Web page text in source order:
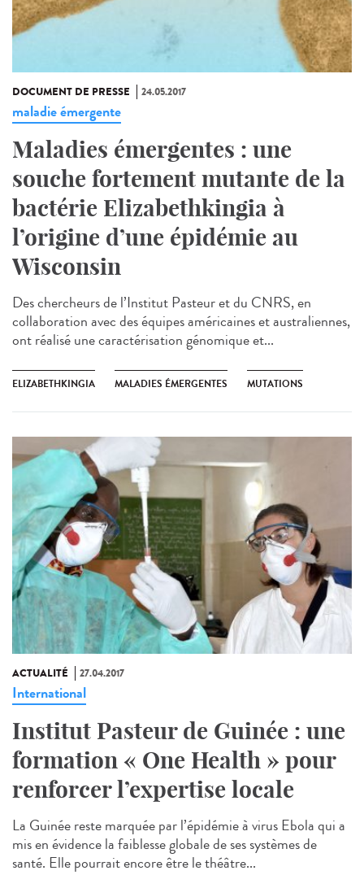
DOCUMENT DE PRESSE 24.05.2017
maladie émergente
Maladies émergentes : une
souche fortement mutante de la
bactérie Elizabethkingia à
l’origine d’une épidémie au
Wisconsin
Des chercheurs de l’Institut Pasteur et du CNRS, en
collaboration avec des équipes américaines et australiennes,
ont réalisé une caractérisation génomique et...
ELIZABETHKINGIA MALADIES ÉMERGENTES MUTATIONS
ACTUALITÉ 27.04.2017
International
Institut Pasteur de Guinée : une
formation « One Health » pour
renforcer l’expertise locale
La Guinée reste marquée par l’épidémie à virus Ebola qui a
mis en évidence la faiblesse globale de ses systèmes de
santé. Elle pourrait encore être le théâtre...